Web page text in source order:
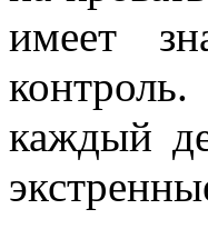
имеет
каждый